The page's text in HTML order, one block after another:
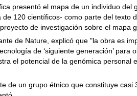
presentó el mapa de un individuo del
120 científicos- como parte del texto
de investigación sobre el mapa
de Nature, explicó que "la obra es
de ‘siguiente generación’ para
el potencial de la genómica personal
de un grupo étnico que constituye casi